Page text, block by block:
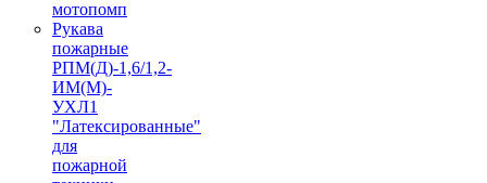
мотопомп
Рукава
пожарные
РПМ(Д)-1,6/1,2-
ИМ(M)-
УХЛ1
"Латексированные"
для
пожарной